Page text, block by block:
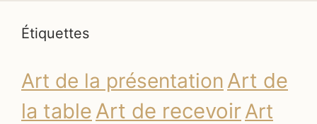
Étiquettes
Art de la présentation Art de
la table Art de recevoirArt